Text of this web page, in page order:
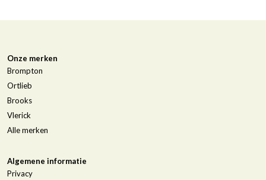
Onze merken
Brompton
Ortlieb
Brooks
Vlerick
Alle merken
Algemene informatie
Privacy